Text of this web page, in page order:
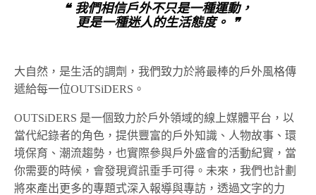
❝ 我們相信戶外不只是一種運動，
更是一種迷人的生活態度。 ❞
大自然，是生活的調劑，我們致力於將最棒的戶外風格傳
遞給每一位OUTSiDERS。
OUTSiDERS 是一個致力於戶外領域的線上媒體平台，以
當代紀錄者的角色，提供豐富的戶外知識、人物故事、環
境保育、潮流趨勢，也實際參與戶外盛會的活動紀實，當
你需要的時候，會發現資訊垂手可得。未來，我們也計劃
將來產出更多的專題式深入報導與專訪，透過文字的力